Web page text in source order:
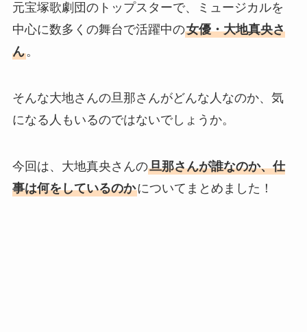
元宝塚歌劇団のトップスターで、ミュージカルを
中心に数多くの舞台で活躍中の女優・大地真央さ
ん。
そんな大地さんの旦那さんがどんな人なのか、気
になる人もいるのではないでしょうか。
今回は、大地真央さんの旦那さんが誰なのか、仕
事は何をしているのかについてまとめました！